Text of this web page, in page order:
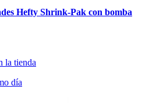
Hefty Shrink-Pak con bomba
la tienda
día